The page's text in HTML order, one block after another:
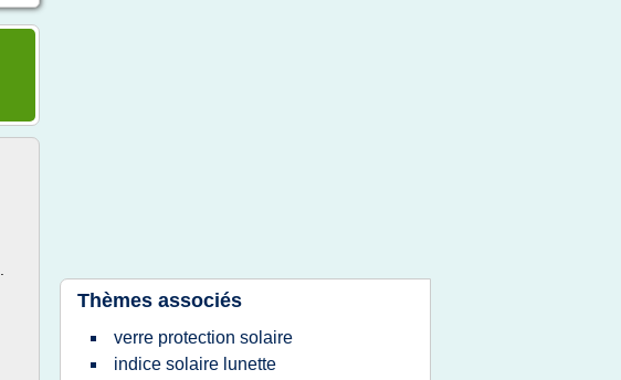
Thèmes associés
verre protection solaire
indice solaire lunette